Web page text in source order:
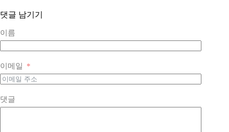
댓글 남기기
이름
이메일
댓글